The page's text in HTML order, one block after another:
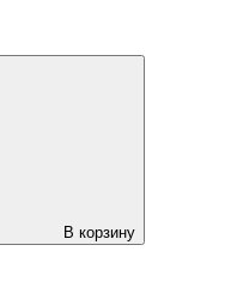
В корзину